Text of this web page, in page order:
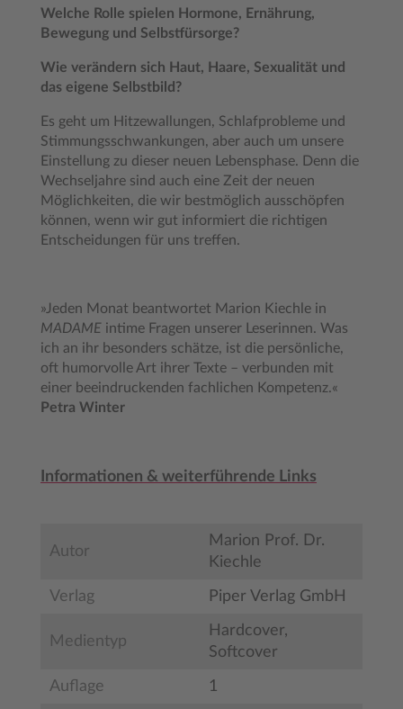
Welche Rolle spielen Hormone, Ernährung,
Bewegung und Selbstfürsorge?
Wie verändern sich Haut, Haare, Sexualität und
das eigene Selbstbild?
Es geht um Hitzewallungen, Schlafprobleme und
Stimmungsschwankungen, aber auch um unsere
Einstellung zu dieser neuen Lebensphase. Denn die
Wechseljahre sind auch eine Zeit der neuen
Möglichkeiten, die wir bestmöglich ausschöpfen
können, wenn wir gut informiert die richtigen
Entscheidungen für uns treffen.
»Jeden Monat beantwortet Marion Kiechle in
MADAME intime Fragen unserer Leserinnen. Was
ich an ihr besonders schätze, ist die persönliche,
oft humorvolle Art ihrer Texte – verbunden mit
einer beeindruckenden fachlichen Kompetenz.«
Petra Winter
Informationen & weiterführende Links
Autor
Marion Prof. Dr.
Kiechle
Verlag Piper Verlag GmbH
Medientyp
Hardcover,
Softcover
Auflage 1